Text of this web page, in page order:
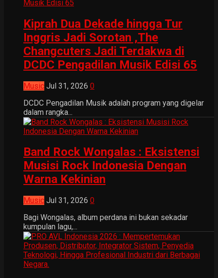
Kiprah Dua Dekade hingga Tur
Inggris Jadi Sorotan ,The
Changcuters Jadi Terdakwa di
DCDC Pengadilan Musik Edisi 65
Music Jul 31, 2026 0
DCDC Pengadilan Musik adalah program yang digelar
dalam rangka...
Band Rock Wongalas : Eksistensi
Musisi Rock Indonesia Dengan
Warna Kekinian
Music Jul 31, 2026 0
Bagi Wongalas, album perdana ini bukan sekadar
kumpulan lagu,...